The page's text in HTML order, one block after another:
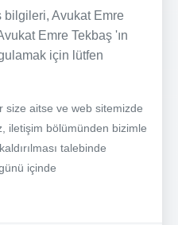
bilgileri, Avukat Emre
Emre Tekbaş 'ın
için lütfen
size aitse ve web sitemizde
iletişim bölümünden bizimle
talebinde
içinde